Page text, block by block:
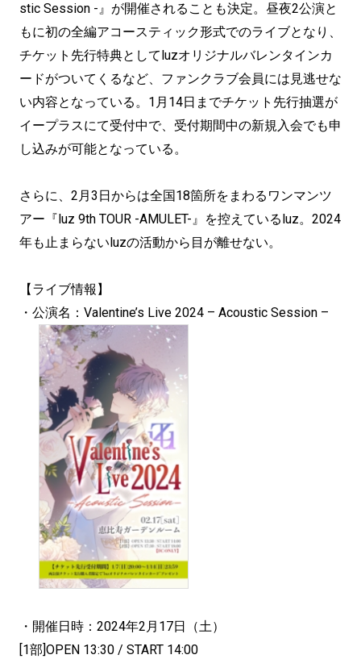
stic Session -』が開催されることも決定。昼夜2公演と
もに初の全編アコースティック形式でのライブとなり、
チケット先行特典としてluzオリジナルバレンタインカ
ードがついてくるなど、ファンクラブ会員には見逃せな
い内容となっている。1月14日までチケット先行抽選が
イープラスにて受付中で、受付期間中の新規入会でも申
し込みが可能となっている。
さらに、2月3日からは全国18箇所をまわるワンマンツ
アー『luz 9th TOUR -AMULET-』を控えているluz。2024
年も止まらないluzの活動から目が離せない。
【ライブ情報】
・公演名：Valentine’s Live 2024 – Acoustic Session –
・開催日時：2024年2月17日（土）
[1部]OPEN 13:30 / START 14:00